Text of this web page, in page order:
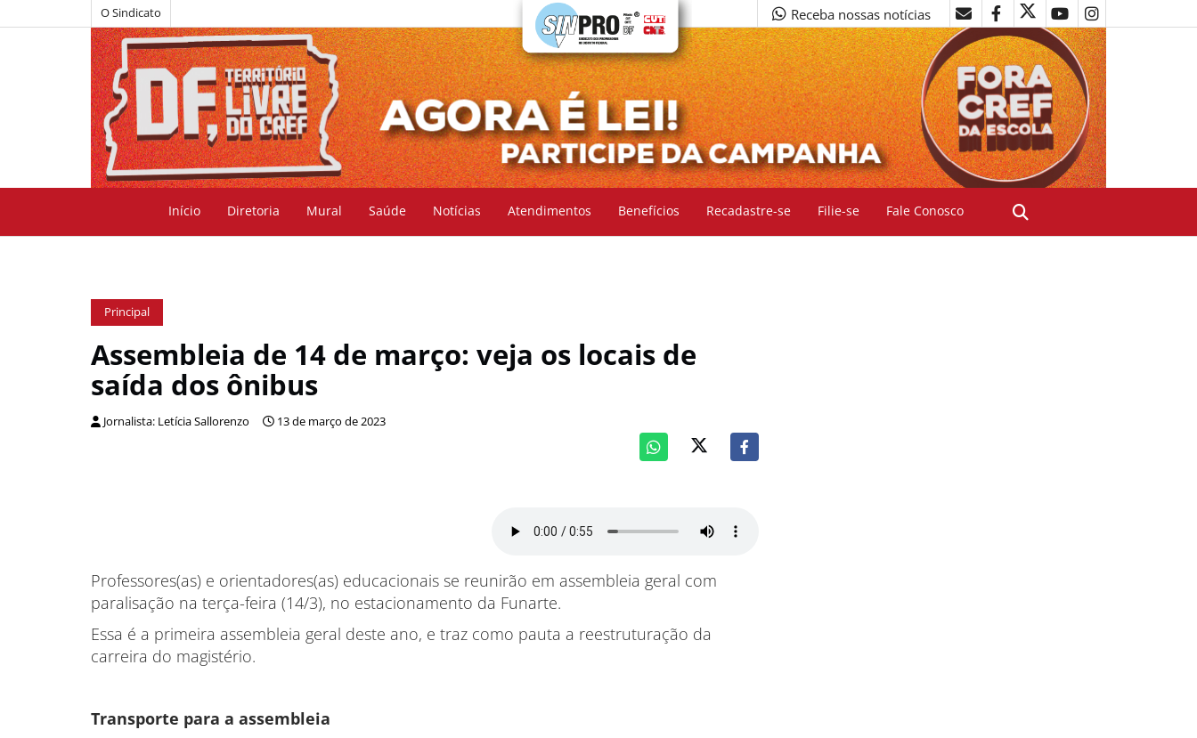
O Sindicato Receba nossas notícias
Início Diretoria Mural Saúde Notícias Atendimentos Benefícios Recadastre-se Filie-se Fale Conosco
Principal
Assembleia de 14 de março: veja os locais de
saída dos ônibus
Jornalista: Letícia Sallorenzo 13 de março de 2023
Professores(as) e orientadores(as) educacionais se reunirão em assembleia geral com
paralisação na terça-feira (14/3), no estacionamento da Funarte.
Essa é a primeira assembleia geral deste ano, e traz como pauta a reestruturação da
carreira do magistério.
Transporte para a assembleia